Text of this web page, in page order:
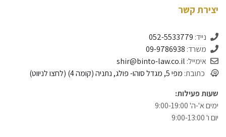
יצירת קשר
נייד: 052-5533779
משרד: 09-9786938
אימייל: shir@binto-law.co.il
כתובת:
שעות פעילות:
ימים א'-ה' 9:00-19:00
יום ו' 9:00-13:00